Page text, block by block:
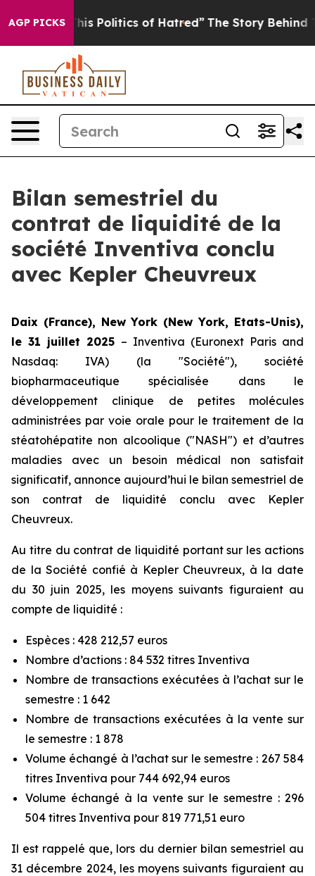
AGP PICKS
Politics of Hatred” The Story Behind Trump’s
Bilan semestriel du
contrat de liquidité de la
société Inventiva conclu
avec Kepler Cheuvreux
Daix (France), New York (New York, Etats-Unis),
le 31 juillet 2025 – Inventiva (Euronext Paris and
Nasdaq: IVA) (la "Société"), société
biopharmaceutique spécialisée dans le
développement clinique de petites molécules
administrées par voie orale pour le traitement de la
stéatohépatite non alcoolique ("NASH") et d’autres
maladies avec un besoin médical non satisfait
significatif, annonce aujourd’hui le bilan semestriel de
son contrat de liquidité conclu avec Kepler
Cheuvreux.
Au titre du contrat de liquidité portant sur les actions
de la Société confié à Kepler Cheuvreux, à la date
du 30 juin 2025, les moyens suivants figuraient au
compte de liquidité :
Espèces : 428 212,57 euros
Nombre d’actions : 84 532 titres Inventiva
Nombre de transactions exécutées à l’achat sur le
semestre : 1 642
Nombre de transactions exécutées à la vente sur
le semestre : 1 878
Volume échangé à l’achat sur le semestre : 267 584
titres Inventiva pour 744 692,94 euros
Volume échangé à la vente sur le semestre : 296
504 titres Inventiva pour 819 771,51 euro
Il est rappelé que, lors du dernier bilan semestriel au
31 décembre 2024, les moyens suivants figuraient au